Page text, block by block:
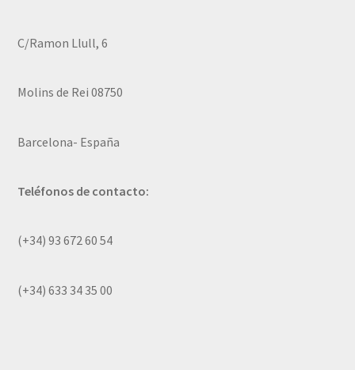
C/Ramon Llull, 6
Molins de Rei 08750
Barcelona- España
Teléfonos de contacto:
(+34) 93 672 60 54
(+34) 633 34 35 00